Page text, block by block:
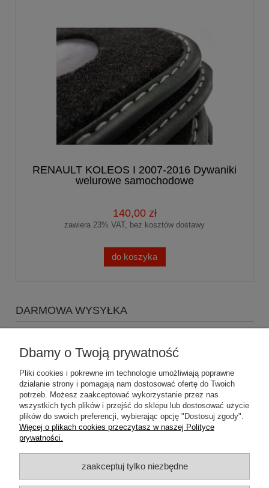
RENAULT KOLEOS I 2007-2016 Dywaniki
welurowe samochodowe
140,00 zł
zawiera 23% VAT, bez kosztów dostawy
do koszyka
DARMOWA WYSYŁKA
wysyłki Gratis
Pomoc
Dostawa
Moje konto
Dbamy o Twoją prywatność
Pliki cookies i pokrewne im technologie umożliwiają poprawne
działanie strony i pomagają nam dostosować ofertę do Twoich
potrzeb. Możesz zaakceptować wykorzystanie przez nas
wszystkich tych plików i przejść do sklepu lub dostosować użycie
plików do swoich preferencji, wybierając opcję "Dostosuj zgody".
Więcej o plikach cookies przeczytasz w naszej Polityce
prywatności.
zaakceptuj tylko niezbędne